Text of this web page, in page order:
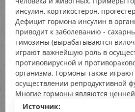
инсулин, кортикостерон,
Дефицит гормона инсулин в
приводит к заболеванию -
тимозины (вырабатываются
играют важнейшую роль в
противовирусной и
организма. Гормоны также
осуществлении репродуктивной
Многие гормоны являются
Источник: